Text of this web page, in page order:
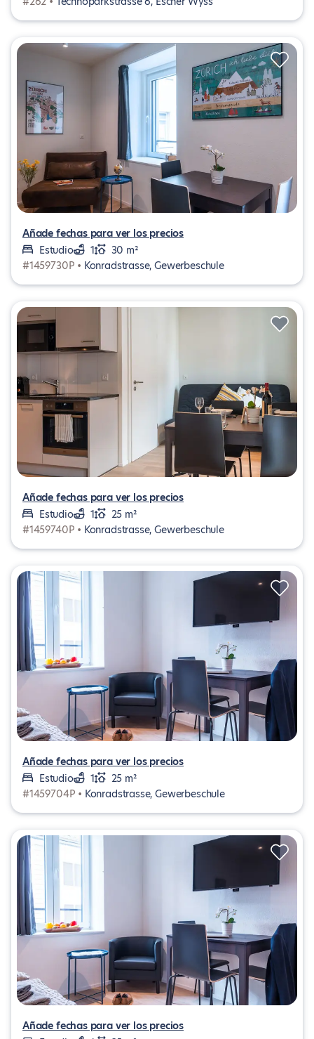
Añade fechas para ver los precios
Estudio
1
30 m²
#1459730P • Konradstrasse, Gewerbeschule
Añade fechas para ver los precios
Estudio
1
25 m²
#1459740P • Konradstrasse, Gewerbeschule
Añade fechas para ver los precios
Estudio
1
25 m²
#1459704P • Konradstrasse, Gewerbeschule
Añade fechas para ver los precios